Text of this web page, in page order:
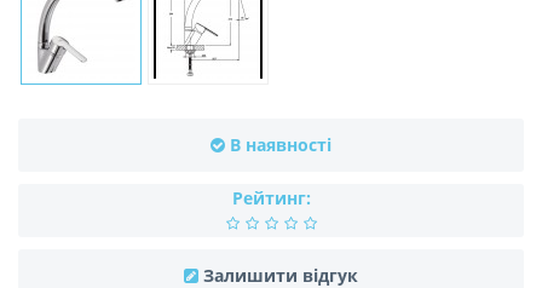
В наявності
Рейтинг:
Залишити відгук